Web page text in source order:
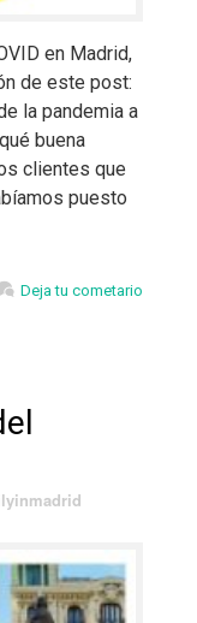
en Madrid,
de este post:
la pandemia a
buena
clientes que
puesto
Deja tu cometario